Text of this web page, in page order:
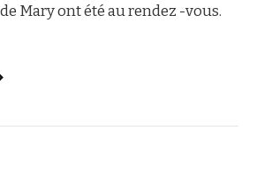
Mary ont été au rendez -vous.